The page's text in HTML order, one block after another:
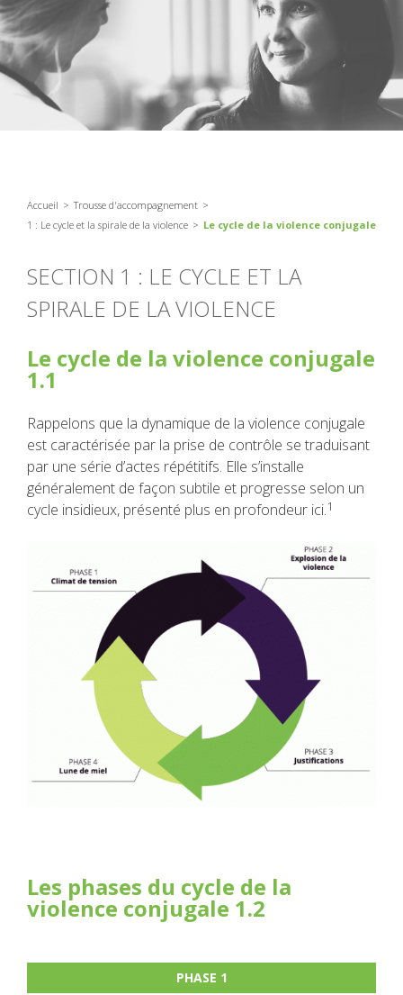
Accueil
Trousse d'accompagnement
1 : Le cycle et la spirale de la violence
Le cycle de la violence conjugale
SECTION 1 : LE CYCLE ET LA
SPIRALE DE LA VIOLENCE
Le cycle de la violence conjugale
1.1
Rappelons que la dynamique de la violence conjugale
est caractérisée par la prise de contrôle se traduisant
par une série d’actes répétitifs. Elle s’installe
généralement de façon subtile et progresse selon un
cycle insidieux, présenté plus en profondeur ici.1
Les phases du cycle de la
violence conjugale 1.2
PHASE 1